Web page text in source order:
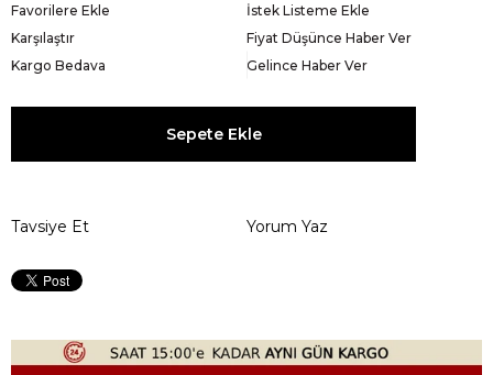
Favorilere Ekle
İstek Listeme Ekle
Karşılaştır
Fiyat Düşünce Haber Ver
Kargo Bedava
Gelince Haber Ver
Tavsiye Et Yorum Yaz